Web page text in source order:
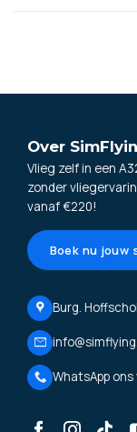
Over
Vlieg zelf in een
zonder
vanaf €220!
Boek nu jouw
Burg.
WhatsApp